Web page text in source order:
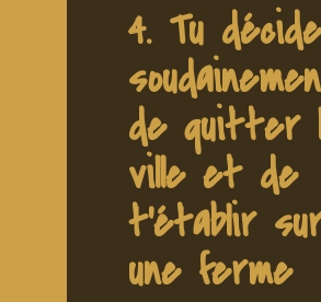
4. Tu
de quitter
ville et de
t'établir
une ferme